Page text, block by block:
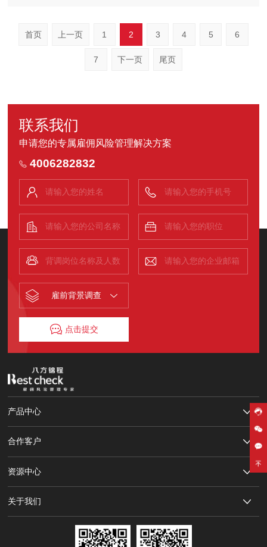
首页 上一页 1 2 3 4 5 6
7 下一页 尾页
联系我们
申请您的专属雇佣风险管理解决方案
4006282832
雇前背景调查
点击提交
产品中心
合作客户
资源中心
关于我们